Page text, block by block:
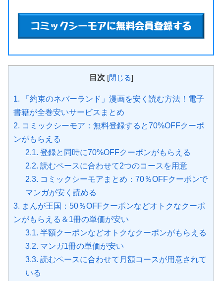
目次 [閉じる]
1. 「約束のネバーランド」漫画を安く読む方法！電子
書籍が全巻安いサービスまとめ
2. コミックシーモア：無料登録すると70%OFFクーポ
ンがもらえる
2.1. 登録と同時に70%OFFクーポンがもらえる
2.2. 読むペースに合わせて2つのコースを用意
2.3. コミックシーモアまとめ：70％OFFクーポンで
マンガが安く読める
3. まんが王国：50％OFFクーポンなどオトクなクーポ
ンがもらえる＆1冊の単価が安い
3.1. 半額クーポンなどオトクなクーポンがもらえる
3.2. マンガ1冊の単価が安い
3.3. 読むペースに合わせて月額コースが用意されて
いる